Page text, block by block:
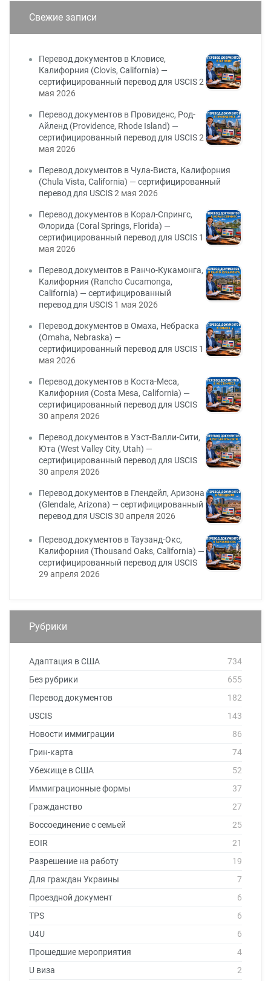
Свежие записи
Перевод документов в Кловисе,
Калифорния (Clovis, California) —
сертифицированный перевод для USCIS2
мая 2026
Перевод документов в Провиденс, Род-
Айленд (Providence, Rhode Island) —
сертифицированный перевод для USCIS2
мая 2026
Перевод документов в Чула-Виста, Калифорния
(Chula Vista, California) — сертифицированный
перевод для USCIS2 мая 2026
Перевод документов в Корал-Спрингс,
Флорида (Coral Springs, Florida) —
сертифицированный перевод для USCIS 1
мая 2026
Перевод документов в Ранчо-Кукамонга,
Калифорния (Rancho Cucamonga,
California) — сертифицированный
перевод для USCIS 1 мая 2026
Перевод документов в Омаха, Небраска
(Omaha, Nebraska) —
сертифицированный перевод для USCIS 1
мая 2026
Перевод документов в Коста-Меса,
Калифорния (Costa Mesa, California) —
сертифицированный перевод для USCIS
30 апреля 2026
Перевод документов в Уэст-Валли-Сити,
Юта (West Valley City, Utah) —
сертифицированный перевод для USCIS
30 апреля 2026
Перевод документов в Глендейл, Аризона
(Glendale, Arizona) — сертифицированный
перевод для USCIS30 апреля 2026
Перевод документов в Таузанд-Окс,
Калифорния (Thousand Oaks, California) —
сертифицированный перевод для USCIS
29 апреля 2026
Рубрики
Адаптация в США
734
Без рубрики
655
Перевод документов
182
USCIS
143
Новости иммиграции
86
Грин-карта
74
Убежище в США
52
Иммиграционные формы
37
Гражданство
27
Воссоединение с семьей
25
EOIR
21
Разрешение на работу
19
Для граждан Украины
7
Проездной документ
6
TPS
6
U4U
6
Прошедшие мероприятия
4
U виза
2